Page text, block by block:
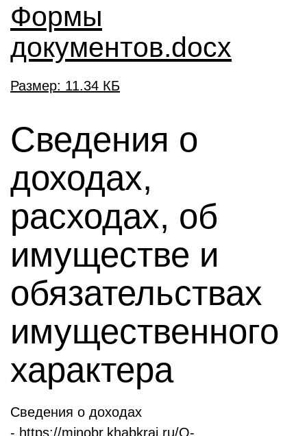
Формы
документов.docx
Размер: 11.34 КБ
Сведения о
доходах,
расходах, об
имуществе и
обязательствах
имущественного
характера
Сведения о доходах
- https://minobr.khabkrai.ru/O-